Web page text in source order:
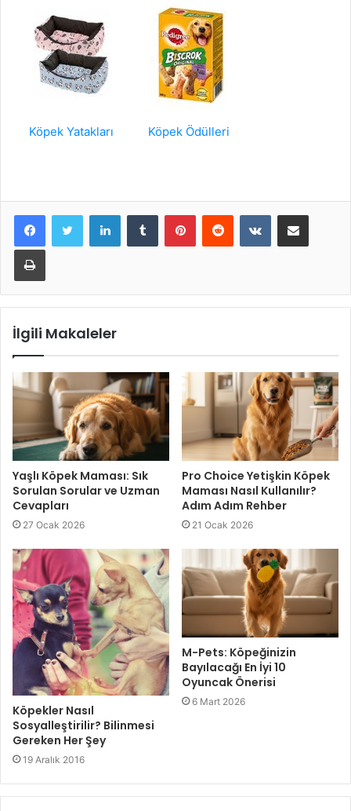
Köpek Yatakları Köpek Ödülleri
LinkedInTumblr PinterestReddit VKontakteE-Posta ile paylaş
Yazdır
İlgili Makaleler
Yaşlı Köpek Maması: Sık
Sorulan Sorular ve Uzman
Cevapları
27 Ocak 2026
Pro Choice Yetişkin Köpek
Maması Nasıl Kullanılır?
Adım Adım Rehber
21 Ocak 2026
Köpekler Nasıl
Sosyalleştirilir? Bilinmesi
Gereken Her Şey
19 Aralık 2016
M-Pets: Köpeğinizin
Bayılacağı En İyi 10
Oyuncak Önerisi
6 Mart 2026